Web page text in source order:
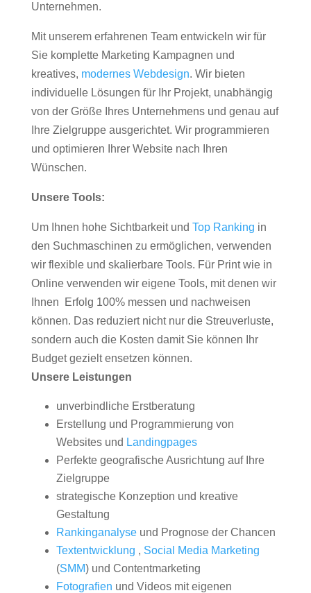
Unternehmen.
Mit unserem erfahrenen Team entwickeln wir für
Sie komplette Marketing Kampagnen und
kreatives, modernes Webdesign. Wir bieten
individuelle Lösungen für Ihr Projekt, unabhängig
von der Größe Ihres Unternehmens und genau auf
Ihre Zielgruppe ausgerichtet. Wir programmieren
und optimieren Ihrer Website nach Ihren
Wünschen.
Unsere Tools:
Um Ihnen hohe Sichtbarkeit und Top Ranking in
den Suchmaschinen zu ermöglichen, verwenden
wir flexible und skalierbare Tools. Für Print wie in
Online verwenden wir eigene Tools, mit denen wir
Ihnen Erfolg 100% messen und nachweisen
können. Das reduziert nicht nur die Streuverluste,
sondern auch die Kosten damit Sie können Ihr
Budget gezielt ensetzen können.
Unsere Leistungen
unverbindliche Erstberatung
Erstellung und Programmierung von
Websites und Landingpages
Perfekte geografische Ausrichtung auf Ihre
Zielgruppe
strategische Konzeption und kreative
Gestaltung
Rankinganalyseund Prognose der Chancen
Textentwicklung , Social Media Marketing
(SMM) und Contentmarketing
Fotografien und Videos mit eigenen